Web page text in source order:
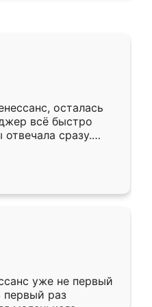
осталась
всё быстро
сразу.
подошёл к
Собрали
аккуратно, даже
уже не первый
первый раз